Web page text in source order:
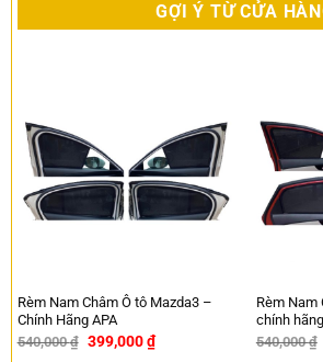
GỢI Ý TỪ CỬA
Rèm Nam Châm Ô tô Mazda3 –
Chính Hãng APA
540,000₫ 399,000₫
Rèm Nam
chính
540,000₫